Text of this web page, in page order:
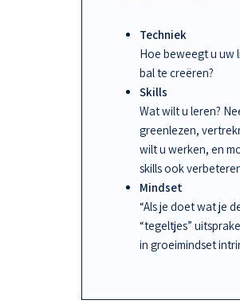
Techniek
Hoe beweegt u uw
bal te creëren?
Skills
Wat wilt u leren?
greenlezen,
wilt u werken, en
skills ook
Mindset
“Als je doet wat je
“tegeltjes”
in groeimindset